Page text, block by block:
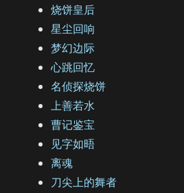
烧饼皇后
星尘回响
梦幻边际
心跳回忆
名侦探烧饼
上善若水
曹记鉴宝
见字如晤
离魂
刀尖上的舞者